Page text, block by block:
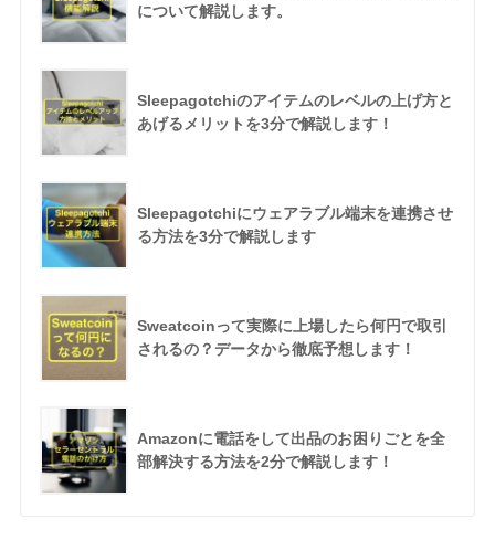
について解説します。
Sleepagotchiのアイテムのレベルの上げ方と
あげるメリットを3分で解説します！
Sleepagotchiにウェアラブル端末を連携させ
る方法を3分で解説します
Sweatcoinって実際に上場したら何円で取引
されるの？データから徹底予想します！
Amazonに電話をして出品のお困りごとを全
部解決する方法を2分で解説します！